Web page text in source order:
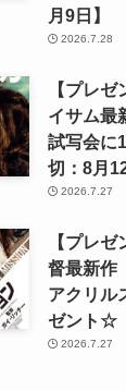
月9日】
2026.7.28
【プレ
イサム最
試写会に
切：8月12
2026.7.27
【プレ
督最新作
アクリル
ゼント☆
2026.7.27